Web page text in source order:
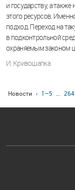
и государству, а
этого ресурсов.
подход. Переход на
в подконтрольной
охраняемым законом
И. Кривошапка
Новости ‹ 1–5